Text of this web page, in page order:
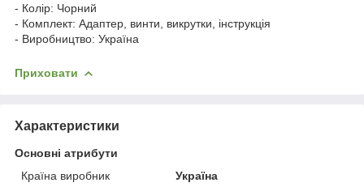
- Колір: Чорний
- Комплект: Адаптер, винти, викрутки, інструкція
- Виробництво: Україна
Приховати
Характеристики
Основні атрибути
Країна виробник
Україна